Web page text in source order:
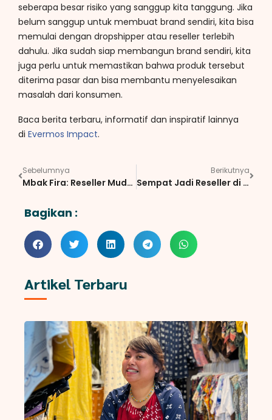
seberapa besar risiko yang sanggup kita tanggung. Jika
belum sanggup untuk membuat brand sendiri, kita bisa
memulai dengan dropshipper atau reseller terlebih
dahulu. Jika sudah siap membangun brand sendiri, kita
juga perlu untuk memastikan bahwa produk tersebut
diterima pasar dan bisa membantu menyelesaikan
masalah dari konsumen.
Baca berita terbaru, informatif dan inspiratif lainnya
di Evermos Impact.
Sebelumnya
Mbak Fira: Reseller Muda, Semangat Wirausaha
Berikutnya
Sempat Jadi Reseller di Toko MQ, Ini Kisah Ibu Trianon
Bagikan :
Artikel Terbaru